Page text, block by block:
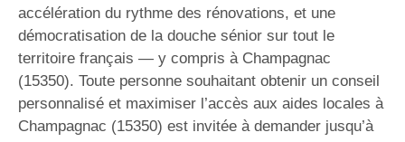
accélération du rythme des rénovations, et une
démocratisation de la douche sénior sur tout le
territoire français — y compris à Champagnac
(15350). Toute personne souhaitant obtenir un conseil
personnalisé et maximiser l’accès aux aides locales à
Champagnac (15350) est invitée à demander jusqu’à